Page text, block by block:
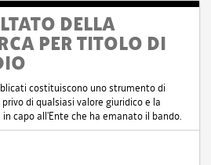
DELLA
PER TITOLO DI
costituiscono uno strumento di
di qualsiasi valore giuridico e la
capo all'Ente che ha emanato il bando.